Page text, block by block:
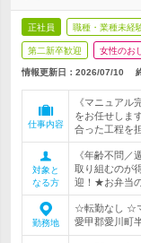
正社員 職種・業種未経
第二新卒歓迎 女性のお
情報更新日：2026/07/10
仕事内容
《マニュアル
をお任せしま
合った工程を
対象と
なる方
《年齢不問／
取り組むのが
迎！★お弁当
勤務地
☆転勤なし ☆
愛甲郡愛川町